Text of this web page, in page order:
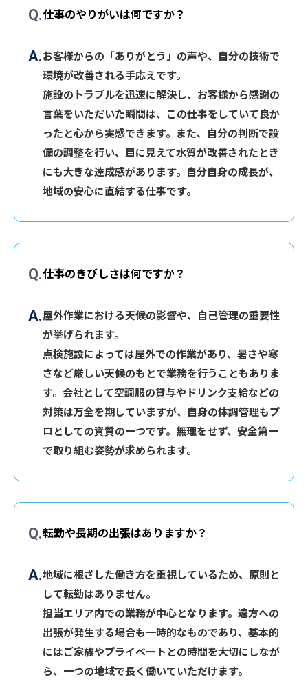
仕事のやりがいは何ですか？
お客様からの「ありがとう」の声や、自分の技術で
環境が改善される手応えです。
施設のトラブルを迅速に解決し、お客様から感謝の
言葉をいただいた瞬間は、この仕事をしていて良か
ったと心から実感できます。また、自分の判断で設
備の調整を行い、目に見えて水質が改善されたとき
にも大きな達成感があります。自分自身の成長が、
地域の安心に直結する仕事です。
仕事のきびしさは何ですか？
屋外作業における天候の影響や、自己管理の重要性
が挙げられます。
点検施設によっては屋外での作業があり、暑さや寒
さなど厳しい天候のもとで業務を行うこともありま
す。会社として空調服の貸与やドリンク支給などの
対策は万全を期していますが、自身の体調管理もプ
ロとしての資質の一つです。無理をせず、安全第一
で取り組む姿勢が求められます。
転勤や長期の出張はありますか？
地域に根ざした働き方を重視しているため、原則と
して転勤はありません。
担当エリア内での業務が中心となります。遠方への
出張が発生する場合も一時的なものであり、基本的
にはご家族やプライベートとの時間を大切にしなが
ら、一つの地域で長く働いていただけます。